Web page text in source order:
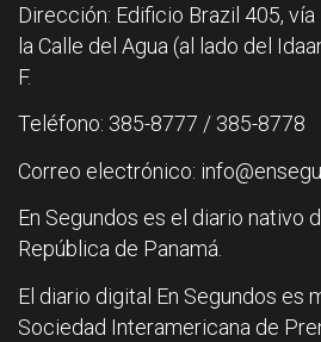
Dirección: Edificio Brazil 405,
la Calle del Agua (al lado del
F.
Teléfono: 385-8777 / 385-8778
Correo electrónico:
En Segundos es el diario nativo
República de Panamá.
El diario digital En Segundos es
Sociedad Interamericana de